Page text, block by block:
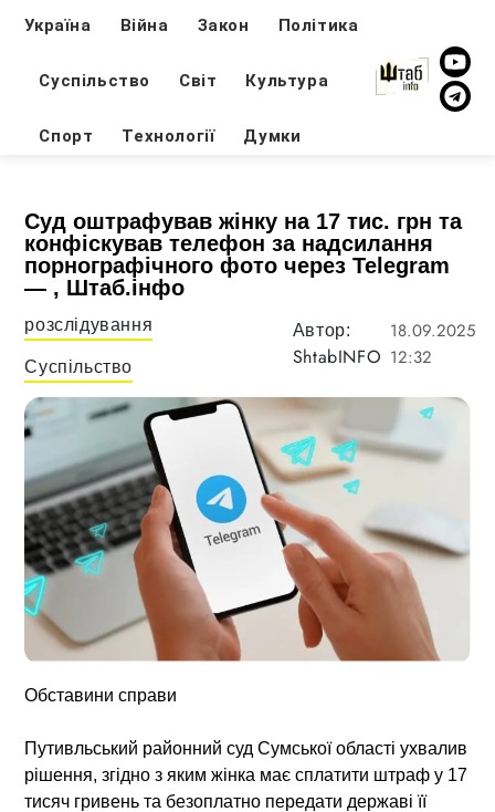
Україна Війна Закон Політика
Суспільство Світ Культура
Спорт Технології Думки
Суд оштрафував жінку на 17 тис. грн та
конфіскував телефон за надсилання
порнографічного фото через Telegram
— , Штаб.інфо
розслідування
Суспільство
Автор:
ShtabINFO
18.09.2025
12:32
Обставини справи
Путивльський районний суд Сумської області ухвалив
рішення, згідно з яким жінка має сплатити штраф у 17
тисяч гривень та безоплатно передати державі її